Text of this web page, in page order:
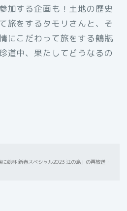
加する企画も！土地の歴史
旅をするタモリさんと、そ
にこだわって旅をする鶴瓶
道中、果たしてどうなるの
乾杯 新春スペシャル2023 江の島」の再放送・